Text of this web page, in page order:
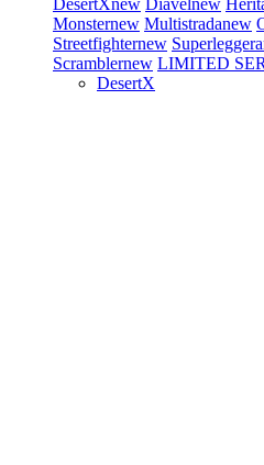
DesertXnew Diavelnew
Monsternew Multistradanew
Streetfighternew Superleggera
Scramblernew LIMITED
DesertX